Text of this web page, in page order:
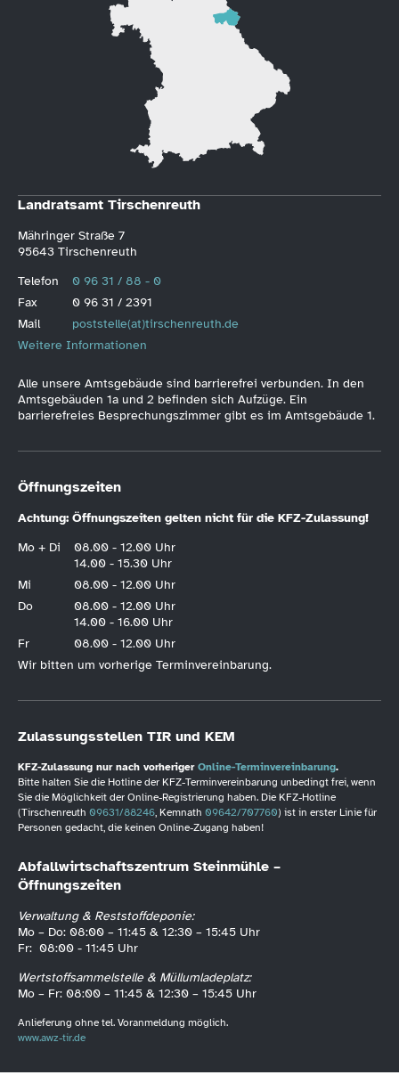
Landratsamt Tirschenreuth
Mähringer Straße 7
95643 Tirschenreuth
Telefon
0 96 31 / 88 - 0
Fax
0 96 31 / 2391
Mail
poststelle(at)tirschenreuth.de
Weitere Informationen
Alle unsere Amtsgebäude sind barrierefrei verbunden. In den
Amtsgebäuden 1a und 2 befinden sich Aufzüge. Ein
barrierefreies Besprechungszimmer gibt es im Amtsgebäude 1.
Öffnungszeiten
Achtung: Öffnungszeiten gelten nicht für die KFZ-Zulassung!
Mo + Di
08.00 - 12.00 Uhr
14.00 - 15.30 Uhr
Mi
08.00 - 12.00 Uhr
Do
08.00 - 12.00 Uhr
14.00 - 16.00 Uhr
Fr
08.00 - 12.00 Uhr
Wir bitten um vorherige Terminvereinbarung.
Zulassungsstellen TIR und KEM
KFZ-Zulassung nur nach vorheriger Online-Terminvereinbarung.
Bitte halten Sie die Hotline der KFZ-Terminvereinbarung unbedingt frei, wenn
Sie die Möglichkeit der Online-Registrierung haben. Die KFZ-Hotline
(Tirschenreuth 09631/88246, Kemnath 09642/707760) ist in erster Linie für
Personen gedacht, die keinen Online-Zugang haben!
Abfallwirtschaftszentrum Steinmühle –
Öffnungszeiten
Verwaltung & Reststoffdeponie:
Mo – Do: 08:00 – 11:45 & 12:30 – 15:45 Uhr
Fr: 08:00 - 11:45 Uhr
Wertstoffsammelstelle & Müllumladeplatz:
Mo – Fr: 08:00 – 11:45 & 12:30 – 15:45 Uhr
Anlieferung ohne tel. Voranmeldung möglich.
www.awz-tir.de